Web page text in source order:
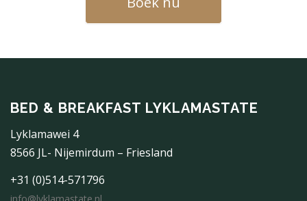
8566 JL- Nijemirdum – Friesland
info@lyklamastate.nl